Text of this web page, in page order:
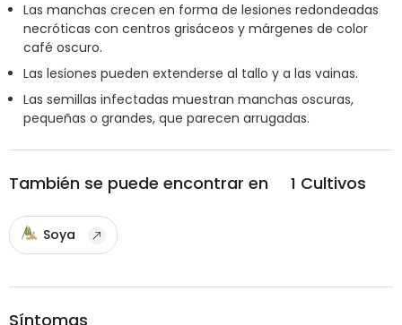
Las manchas crecen en forma de lesiones redondeadas
necróticas con centros grisáceos y márgenes de color
café oscuro.
Las lesiones pueden extenderse al tallo y a las vainas.
Las semillas infectadas muestran manchas oscuras,
pequeñas o grandes, que parecen arrugadas.
También se puede encontrar en 1 Cultivos
Soya
Síntomas